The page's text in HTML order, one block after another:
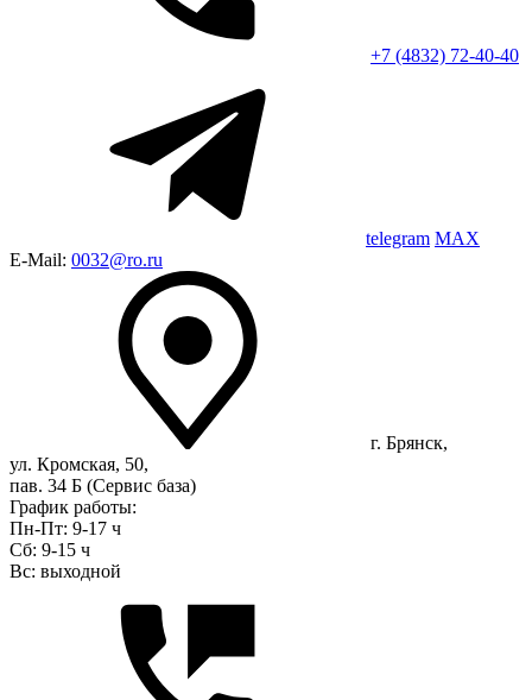
+7 (4832) 72-40-40
telegram MAX
E-Mail: 0032@ro.ru
г. Брянск,
ул. Кромская, 50,
пав. 34 Б (Сервис база)
График работы:
Пн-Пт: 9-17 ч
Сб: 9-15 ч
Вс: выходной